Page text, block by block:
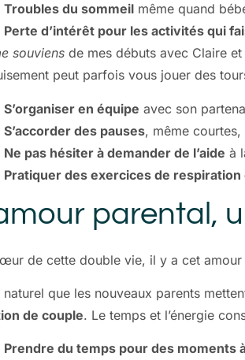
Troubles du sommeil même quand
Perte d’intérêt pour les activités qui
souviens de mes débuts avec Claire
peut parfois vous jouer des
S’organiser en équipe avec son
S’accorder des pauses, même
Ne pas hésiter à demander de l’aide à
Pratiquer des exercices de
parental,
de cette double vie, il y a cet
naturel que les nouveaux parents
de couple. Le temps et l’énergie
Prendre du temps pour des moments